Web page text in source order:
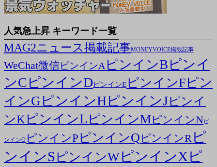
人気急上昇 キーワード一覧
MAG2ニュース掲載記事MONEYVOICE掲載記事
WeChat微信ピンインA ピンインB ピンイ
ンC ピンインDピンインE ピンインFピン
インG ピンインHピンインJピンイ
ンK ピンインL ピンインMピンインNピ
ンインO ピンインP ピンインQ ピンインR ピ
ンインSピンインWピンインXピ